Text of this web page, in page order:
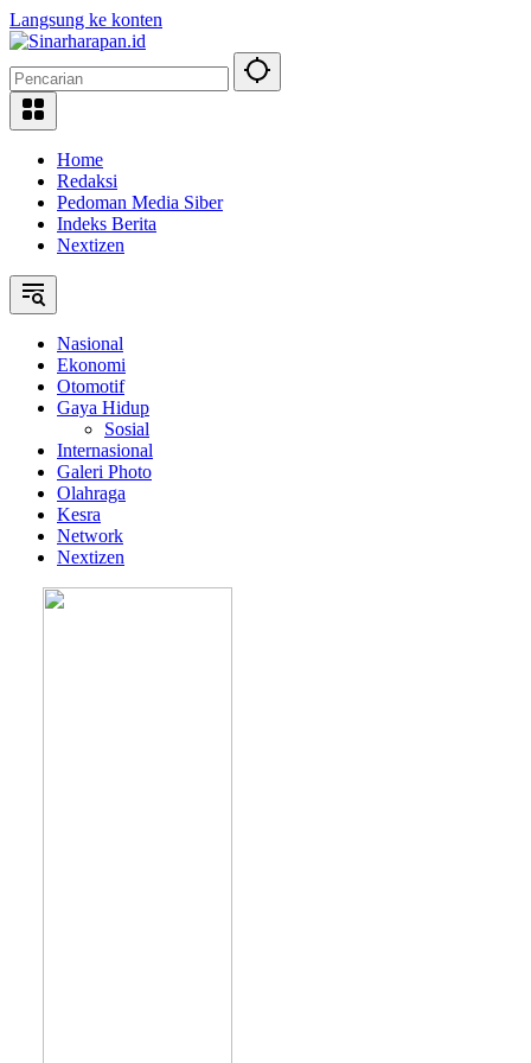
Langsung ke konten
Home
Redaksi
Pedoman Media Siber
Indeks Berita
Nextizen
Nasional
Ekonomi
Otomotif
Gaya Hidup
Sosial
Internasional
Galeri Photo
Olahraga
Kesra
Network
Nextizen